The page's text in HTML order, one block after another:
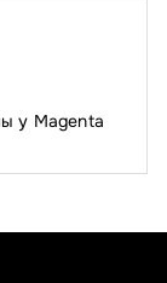
у Magenta